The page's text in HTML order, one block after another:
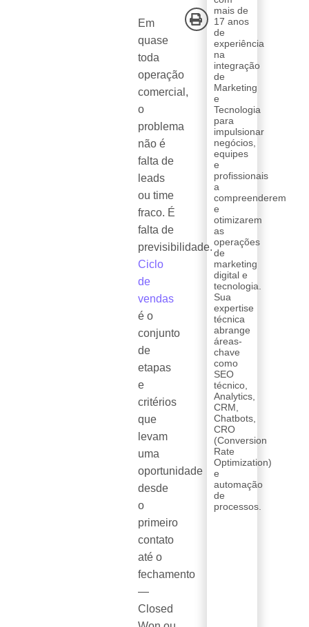
Em
quase
toda
operação
comercial,
o
problema
não é
falta de
leads
ou time
fraco. É
falta de
previsibilidade.
Ciclo
de
vendas
é o
conjunto
de
etapas
e
critérios
que
levam
uma
oportunidade
desde
o
primeiro
contato
até o
fechamento
—
Closed
mais de
17 anos
de
experiência
na
integração
de
Marketing
e
Tecnologia
para
impulsionar
negócios,
equipes
e
profissionais
a
compreenderem
e
otimizarem
as
operações
de
marketing
digital e
tecnologia.
Sua
expertise
técnica
abrange
áreas-
chave
como
SEO
técnico,
Analytics,
CRM,
Chatbots,
CRO
(Conversion
Rate
Optimization)
e
automação
de
processos.